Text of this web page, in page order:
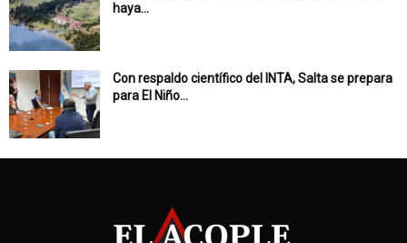
haya...
Con respaldo científico del INTA, Salta se prepara
para El Niño...